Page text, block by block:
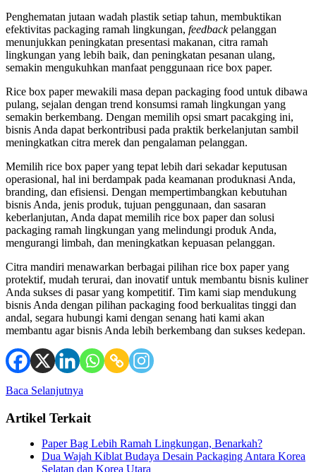
Penghematan jutaan wadah plastik setiap tahun, membuktikan
efektivitas packaging ramah lingkungan, feedbackpelanggan
menunjukkan peningkatan presentasi makanan, citra ramah
lingkungan yang lebih baik, dan peningkatan pesanan ulang,
semakin mengukuhkan manfaat penggunaan rice box paper.
Rice box paper mewakili masa depan packaging food untuk dibawa
pulang, sejalan dengan trend konsumsi ramah lingkungan yang
semakin berkembang. Dengan memilih opsi smart pacakging ini,
bisnis Anda dapat berkontribusi pada praktik berkelanjutan sambil
meningkatkan citra merek dan pengalaman pelanggan.
Memilih rice box paper yang tepat lebih dari sekadar keputusan
operasional, hal ini berdampak pada keamanan produknasi Anda,
branding, dan efisiensi. Dengan mempertimbangkan kebutuhan
bisnis Anda, jenis produk, tujuan penggunaan, dan sasaran
keberlanjutan, Anda dapat memilih rice box paper dan solusi
packaging ramah lingkungan yang melindungi produk Anda,
mengurangi limbah, dan meningkatkan kepuasan pelanggan.
Citra mandiri menawarkan berbagai pilihan rice box paper yang
protektif, mudah terurai, dan inovatif untuk membantu bisnis kuliner
Anda sukses di pasar yang kompetitif. Tim kami siap mendukung
bisnis Anda dengan pilihan packaging food berkualitas tinggi dan
andal, segara hubungi kami dengan senang hati kami akan
membantu agar bisnis Anda lebih berkembang dan sukses kedepan.
Baca Selanjutnya
Artikel Terkait
Paper Bag Lebih Ramah Lingkungan, Benarkah?
Dua Wajah Kiblat Budaya Desain Packaging Antara Korea
Selatan dan Korea Utara